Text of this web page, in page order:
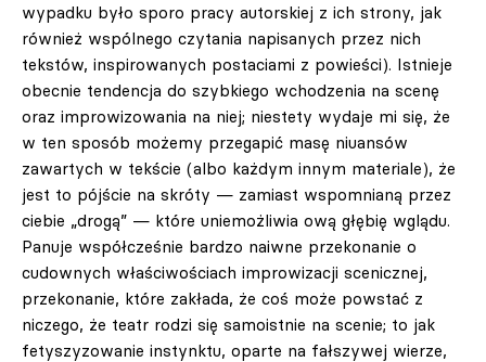
wypadku było sporo pracy autorskiej z ich strony, jak
również wspólnego czytania napisanych przez nich
tekstów, inspirowanych postaciami z powieści). Istnieje
obecnie tendencja do szybkiego wchodzenia na scenę
oraz improwizowania na niej; niestety wydaje mi się, że
w ten sposób możemy przegapić masę niuansów
zawartych w tekście (albo każdym innym materiale), że
jest to pójście na skróty — zamiast wspomnianą przez
ciebie „drogą” — które uniemożliwia ową głębię wglądu.
Panuje współcześnie bardzo naiwne przekonanie o
cudownych właściwościach improwizacji scenicznej,
przekonanie, które zakłada, że coś może powstać z
niczego, że teatr rodzi się samoistnie na scenie; to jak
fetyszyzowanie instynktu, oparte na fałszywej wierze,